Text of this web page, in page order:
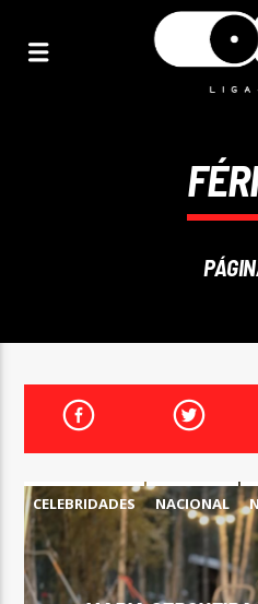
ON
FAIXA ATUAL
TÍTULO
ARTISTA
CELEBRIDADES NACIONAL